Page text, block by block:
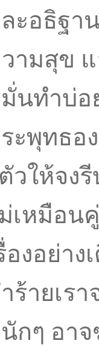
ะอธิฐา
ามสุข
นทำบ่อ
ะพุทธอ
วให้จง
เหมือน
องอย่าง
ร้ายเร
กๆ อาจ